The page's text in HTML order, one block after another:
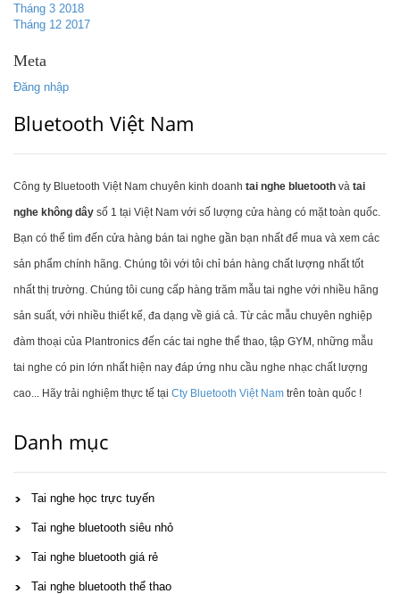
Tháng 3 2018
Tháng 12 2017
Meta
Đăng nhập
Bluetooth Việt Nam
Công ty Bluetooth Việt Nam chuyên kinh doanh tai nghe bluetooth và tai
nghe không dây số 1 tại Việt Nam với số lượng cửa hàng có mặt toàn quốc.
Bạn có thể tìm đến cửa hàng bán tai nghe gần bạn nhất để mua và xem các
sản phẩm chính hãng. Chúng tôi với tôi chỉ bán hàng chất lượng nhất tốt
nhất thị trường. Chúng tôi cung cấp hàng trăm mẫu tai nghe với nhiều hãng
sản suất, với nhiều thiết kế, đa dạng về giá cả. Từ các mẫu chuyên nghiệp
đàm thoại của Plantronics đến các tai nghe thể thao, tập GYM, những mẫu
tai nghe có pin lớn nhất hiện nay đáp ứng nhu cầu nghe nhạc chất lượng
cao... Hãy trải nghiệm thực tế tại Cty Bluetooth Việt Nam trên toàn quốc !
Danh mục
Tai nghe học trực tuyến
Tai nghe bluetooth siêu nhỏ
Tai nghe bluetooth giá rẻ
Tai nghe bluetooth thể thao